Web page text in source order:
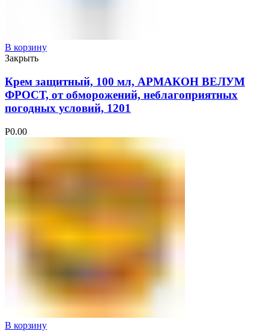
В корзину
Закрыть
Крем защитный, 100 мл, АРМАКОН ВЕЛУМ
ФРОСТ, от обморожений, неблагоприятных
погодных условий, 1201
Р0.00
В корзину